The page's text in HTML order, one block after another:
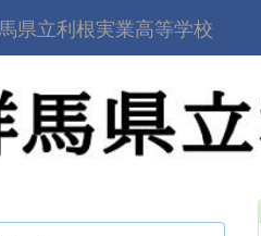
県立利根実業高等学校